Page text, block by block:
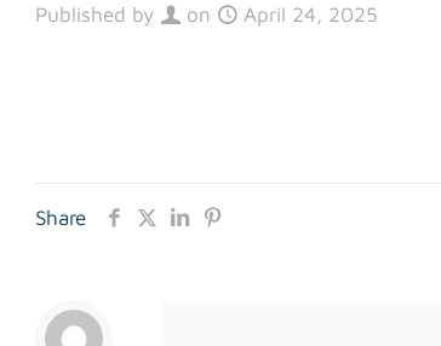
Published by on April 24, 2025
Share